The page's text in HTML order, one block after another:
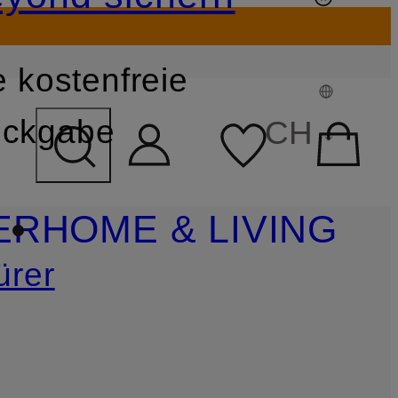
ÜBERSPRINGEN
kostenfreie
CH
HOME & LIVING